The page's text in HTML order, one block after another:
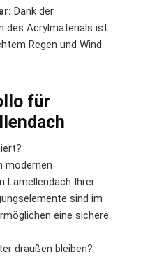
Dank der
des Acrylmaterials ist
Regen und Wind
für
modernen
Lamellendach Ihrer
sind im
eine sichere
draußen bleiben?